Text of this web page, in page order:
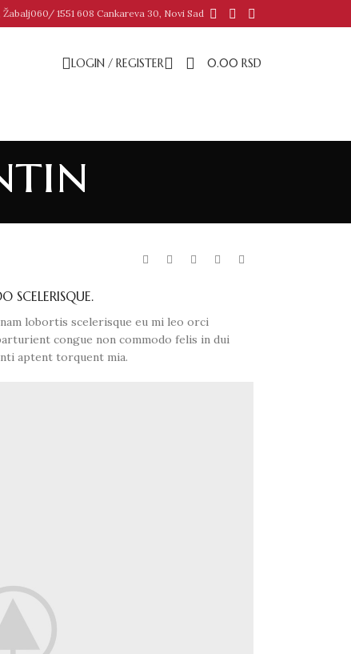
060/ 1551 608 Cankareva 30, Novi Sad
LOGIN / REGISTER 0.00 RSD
SCELERISQUE.
lobortis scelerisque eu mi leo orci
congue non commodo felis in dui
aptent torquent mia.